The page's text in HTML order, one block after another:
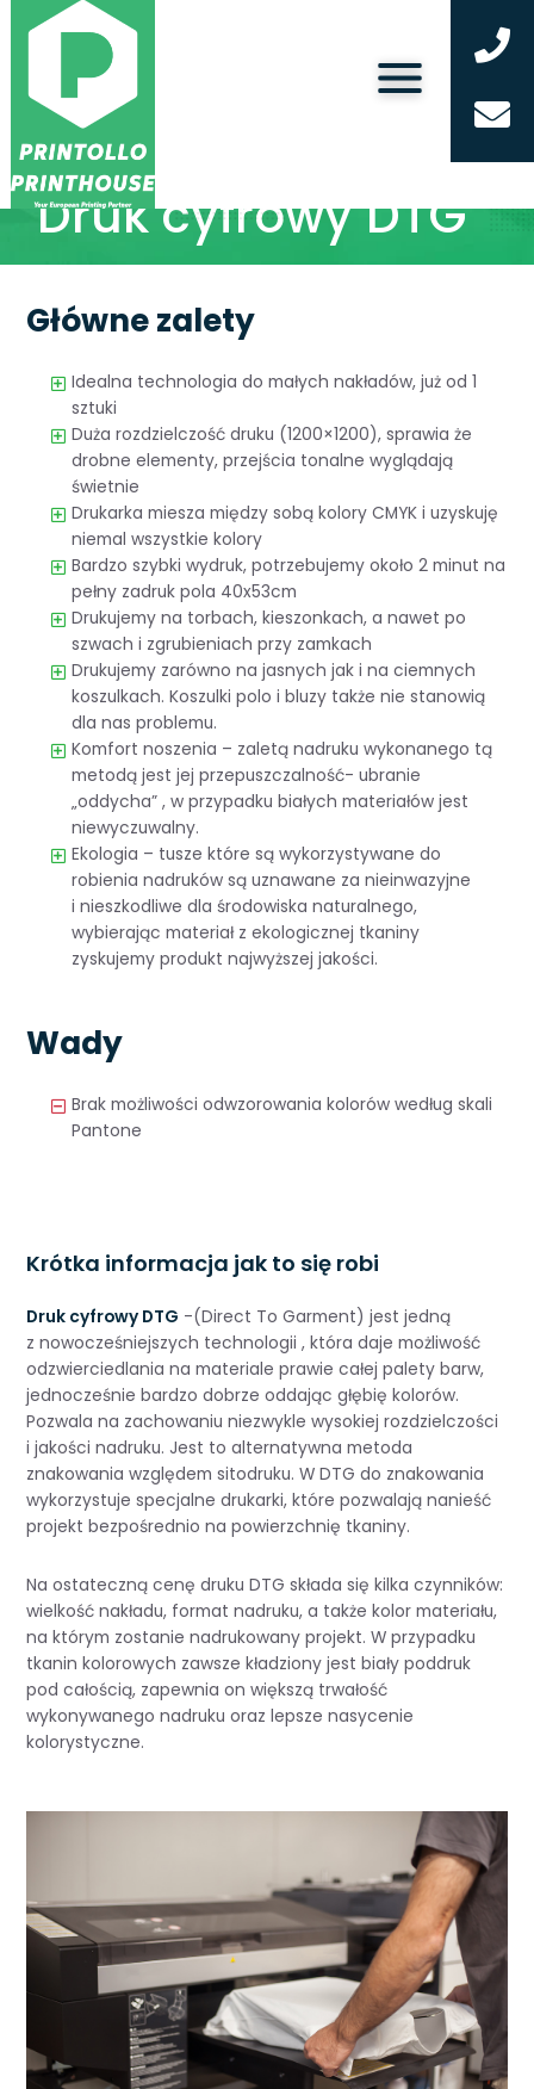
Druk cyfrowy DTG
Główne zalety
Idealna technologia do małych nakładów, już od 1
sztuki
Duża rozdzielczość druku (1200×1200), sprawia że
drobne elementy, przejścia tonalne wyglądają
świetnie
Drukarka miesza między sobą kolory CMYK i uzyskuję
niemal wszystkie kolory
Bardzo szybki wydruk, potrzebujemy około 2 minut na
pełny zadruk pola 40x53cm
Drukujemy na torbach, kieszonkach, a nawet po
szwach i zgrubieniach przy zamkach
Drukujemy zarówno na jasnych jak i na ciemnych
koszulkach. Koszulki polo i bluzy także nie stanowią
dla nas problemu.
Komfort noszenia – zaletą nadruku wykonanego tą
metodą jest jej przepuszczalność- ubranie
„oddycha” , w przypadku białych materiałów jest
niewyczuwalny.
Ekologia – tusze które są wykorzystywane do
robienia nadruków są uznawane za nieinwazyjne
i nieszkodliwe dla środowiska naturalnego,
wybierając materiał z ekologicznej tkaniny
zyskujemy produkt najwyższej jakości.
Wady
Brak możliwości odwzorowania kolorów według skali
Pantone
Krótka informacja jak to się robi
Druk cyfrowy DTG -(Direct To Garment) jest jedną
z nowocześniejszych technologii , która daje możliwość
odzwierciedlania na materiale prawie całej palety barw,
jednocześnie bardzo dobrze oddając głębię kolorów.
Pozwala na zachowaniu niezwykle wysokiej rozdzielczości
i jakości nadruku. Jest to alternatywna metoda
znakowania względem sitodruku. W DTG do znakowania
wykorzystuje specjalne drukarki, które pozwalają nanieść
projekt bezpośrednio na powierzchnię tkaniny.
Na ostateczną cenę druku DTG składa się kilka czynników:
wielkość nakładu, format nadruku, a także kolor materiału,
na którym zostanie nadrukowany projekt. W przypadku
tkanin kolorowych zawsze kładziony jest biały poddruk
pod całością, zapewnia on większą trwałość
wykonywanego nadruku oraz lepsze nasycenie
kolorystyczne.